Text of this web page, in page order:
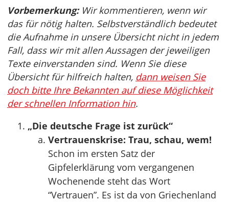
Vorbemerkung:Wir kommentieren, wenn wir
das für nötig halten. Selbstverständlich bedeutet
die Aufnahme in unsere Übersicht nicht in jedem
Fall, dass wir mit allen Aussagen der jeweiligen
Texte einverstanden sind. Wenn Sie diese
Übersicht für hilfreich halten, dann weisen Sie
doch bitte Ihre Bekannten auf diese Möglichkeit
der schnellen Information hin.
„Die deutsche Frage ist zurück“
Vertrauenskrise: Trau, schau, wem!
Schon im ersten Satz der
Gipfelerklärung vom vergangenen
Wochenende steht das Wort
“Vertrauen”. Es ist da von Griechenland